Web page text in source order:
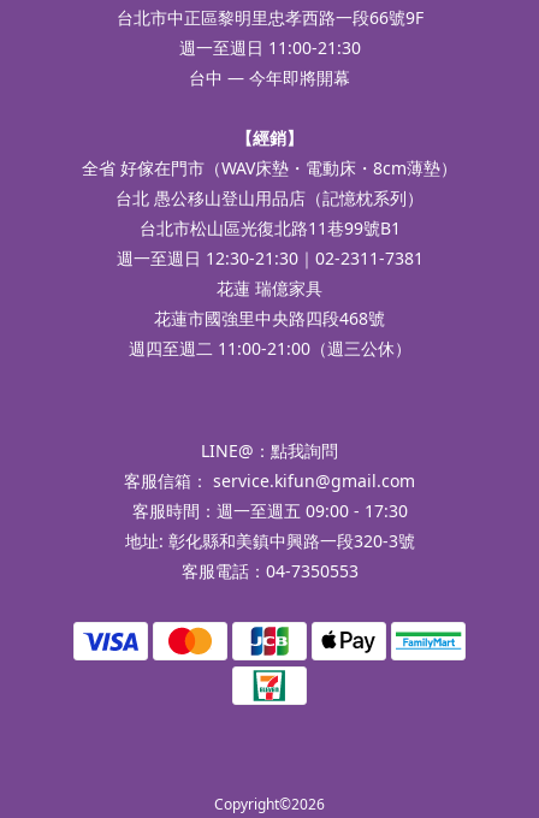
台北市中正區黎明里忠孝西路一段66號9F
週一至週日 11:00-21:30
台中 — 今年即將開幕
【經銷】
全省 好傢在門市（WAV床墊・電動床・8cm薄墊）
台北 愚公移山登山用品店（記憶枕系列）
台北市松山區光復北路11巷99號B1
週一至週日 12:30-21:30｜02-2311-7381
花蓮 瑞億家具
花蓮市國強里中央路四段468號
週四至週二 11:00-21:00（週三公休）
LINE@： 點我詢問
客服信箱： service.kifun@gmail.com
客服時間：週一至週五 09:00 - 17:30
地址: 彰化縣和美鎮中興路一段320-3號
客服電話：04-7350553
Copyright©2026